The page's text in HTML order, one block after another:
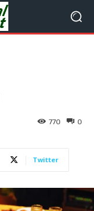
0
770
Twitter